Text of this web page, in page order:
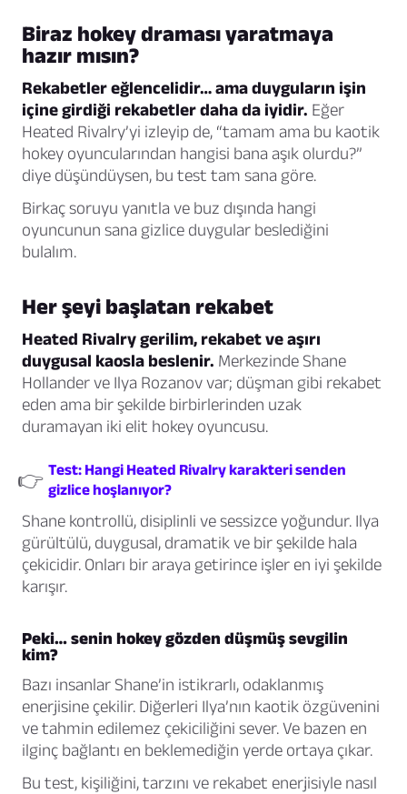
Biraz hokey draması yaratmaya
hazır mısın?
Rekabetler eğlencelidir… ama duyguların işin
içine girdiği rekabetler daha da iyidir. Eğer
Heated Rivalry’yi izleyip de, “tamam ama bu kaotik
hokey oyuncularından hangisi bana aşık olurdu?”
diye düşündüysen, bu test tam sana göre.
Birkaç soruyu yanıtla ve buz dışında hangi
oyuncunun sana gizlice duygular beslediğini
bulalım.
Her şeyi başlatan rekabet
Heated Rivalry gerilim, rekabet ve aşırı
duygusal kaosla beslenir. Merkezinde Shane
Hollander ve Ilya Rozanov var; düşman gibi rekabet
eden ama bir şekilde birbirlerinden uzak
duramayan iki elit hokey oyuncusu.
👉 Test: Hangi Heated Rivalry karakteri senden
gizlice hoşlanıyor?
Shane kontrollü, disiplinli ve sessizce yoğundur. Ilya
gürültülü, duygusal, dramatik ve bir şekilde hala
çekicidir. Onları bir araya getirince işler en iyi şekilde
karışır.
Peki… senin hokey gözden düşmüş sevgilin
kim?
Bazı insanlar Shane’in istikrarlı, odaklanmış
enerjisine çekilir. Diğerleri Ilya’nın kaotik özgüvenini
ve tahmin edilemez çekiciliğini sever. Ve bazen en
ilginç bağlantı en beklemediğin yerde ortaya çıkar.
Bu test, kişiliğini, tarzını ve rekabet enerjisiyle nasıl